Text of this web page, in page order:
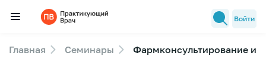
Семинары
Войти
Главная Семинары Фармконсультирование и